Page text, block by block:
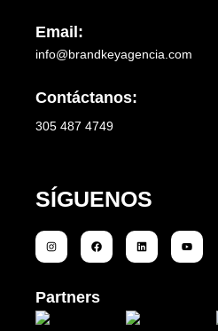
Email:
info@brandkeyagencia.com
Contáctanos:
305 487 4749
SÍGUENOS
Partners